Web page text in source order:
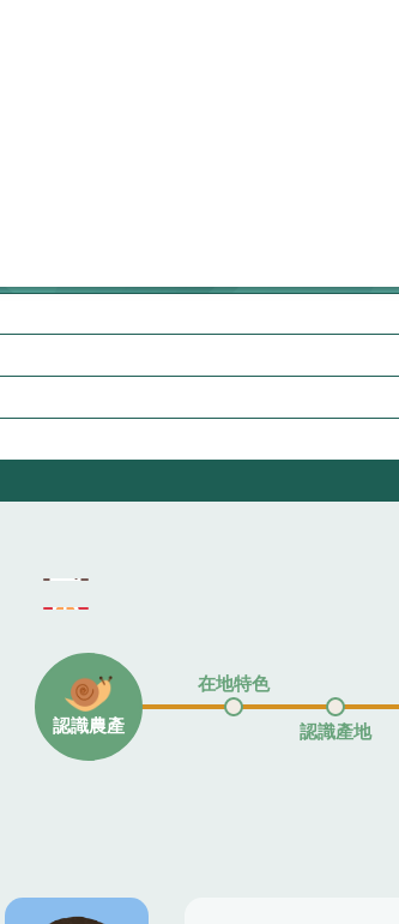
認識農產
在地特色
認識產地